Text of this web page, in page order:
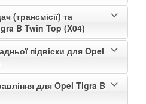
(трансмісії) та
B Twin Top (X04)
підвіски для Opel
для Opel Tigra B